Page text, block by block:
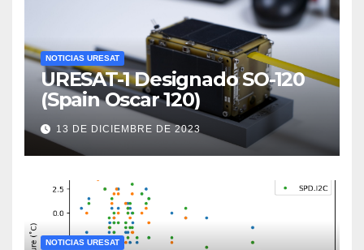
NOTICIAS URESAT
URESAT-1 Designado SO-120
(Spain Oscar 120)
13 DE DICIEMBRE DE 2023
NOTICIAS URESAT